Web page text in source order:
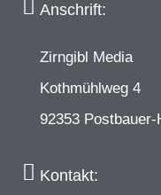
Anschrift:
Zirngibl Media
Kothmühlweg 4
92353 Postbauer-
Kontakt: